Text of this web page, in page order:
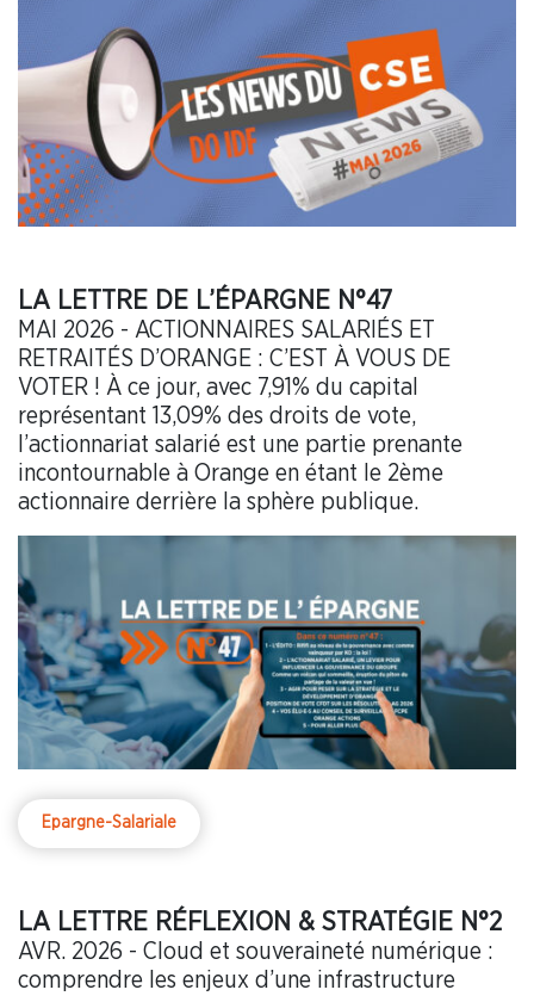
LA LETTRE DE L’ÉPARGNE N°47
MAI 2026 - ACTIONNAIRES SALARIÉS ET
RETRAITÉS D’ORANGE : C’EST À VOUS DE
VOTER ! À ce jour, avec 7,91% du capital
représentant 13,09% des droits de vote,
l’actionnariat salarié est une partie prenante
incontournable à Orange en étant le 2ème
actionnaire derrière la sphère publique.
Epargne-Salariale
LA LETTRE RÉFLEXION & STRATÉGIE N°2
AVR. 2026 - Cloud et souveraineté numérique :
comprendre les enjeux d’une infrastructure